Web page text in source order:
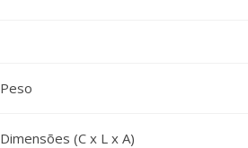
Peso
Dimensões (C x L x A)